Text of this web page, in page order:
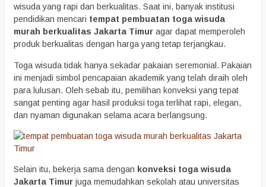
wisuda yang rapi dan berkualitas. Saat ini, banyak institusi
pendidikan mencari tempat pembuatan toga wisuda
murah berkualitas Jakarta Timur agar dapat memperoleh
produk berkualitas dengan harga yang tetap terjangkau.
Toga wisuda tidak hanya sekadar pakaian seremonial. Pakaian
ini menjadi simbol pencapaian akademik yang telah diraih oleh
para lulusan. Oleh sebab itu, pemilihan konveksi yang tepat
sangat penting agar hasil produksi toga terlihat rapi, elegan,
dan nyaman digunakan selama acara berlangsung.
Selain itu, bekerja sama dengan konveksi toga wisuda
Jakarta Timur juga memudahkan sekolah atau universitas